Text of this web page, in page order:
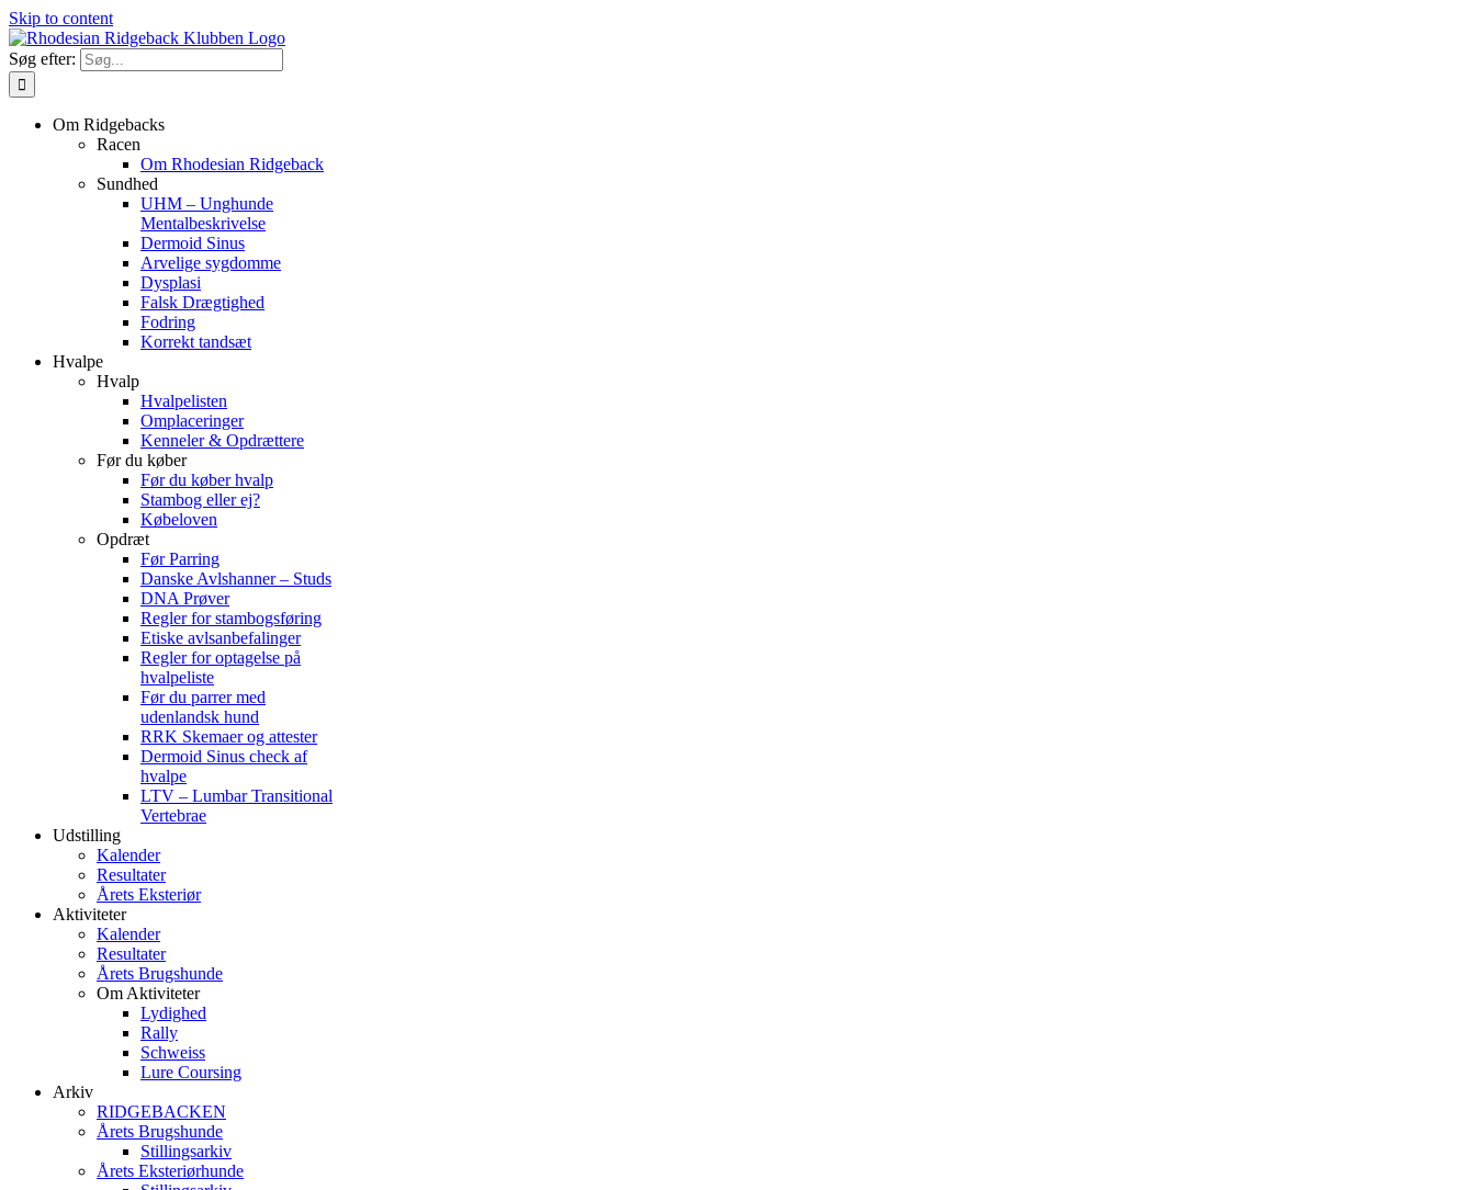
Skip to content
Søg efter:
Om Ridgebacks
Racen
Om Rhodesian Ridgeback
Sundhed
UHM – Unghunde
Mentalbeskrivelse
Dermoid Sinus
Arvelige sygdomme
Dysplasi
Falsk Drægtighed
Fodring
Korrekt tandsæt
Hvalpe
Hvalp
Hvalpelisten
Omplaceringer
Kenneler & Opdrættere
Før du køber
Før du køber hvalp
Stambog eller ej?
Købeloven
Opdræt
Før Parring
Danske Avlshanner – Studs
DNA Prøver
Regler for stambogsføring
Etiske avlsanbefalinger
Regler for optagelse på
hvalpeliste
Før du parrer med
udenlandsk hund
RRK Skemaer og attester
Dermoid Sinus check af
hvalpe
LTV – Lumbar Transitional
Vertebrae
Udstilling
Kalender
Resultater
Årets Eksteriør
Aktiviteter
Kalender
Resultater
Årets Brugshunde
Om Aktiviteter
Lydighed
Rally
Schweiss
Lure Coursing
Arkiv
RIDGEBACKEN
Årets Brugshunde
Stillingsarkiv
Årets Eksteriørhunde